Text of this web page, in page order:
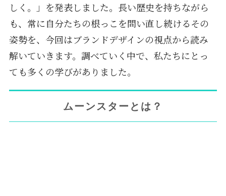
しく。」を発表しました。長い歴史を持ちながら
も、常に自分たちの根っこを問い直し続けるその
姿勢を、今回はブランドデザインの視点から読み
解いていきます。調べていく中で、私たちにとっ
ても多くの学びがありました。
ムーンスターとは？